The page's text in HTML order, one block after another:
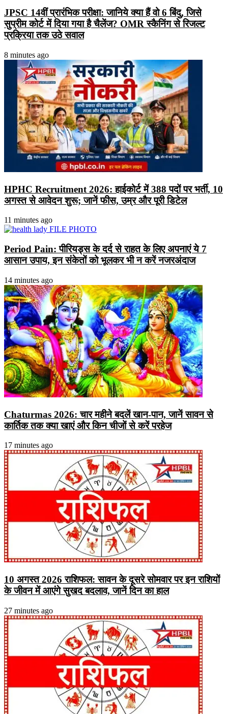
JPSC 14वीं प्रारंभिक परीक्षा: जानिये क्या हैं वो 6 बिंदु, जिसे
सुप्रीम कोर्ट में दिया गया है चैलेंज? OMR स्कैनिंग से रिजल्ट
प्रक्रिया तक उठे सवाल
8 minutes ago
HPHC Recruitment 2026: हाईकोर्ट में 388 पदों पर भर्ती, 10
अगस्त से आवेदन शुरू; जानें फीस, उम्र और पूरी डिटेल
11 minutes ago
Period Pain: पीरियड्स के दर्द से राहत के लिए अपनाएं ये 7
आसान उपाय, इन संकेतों को भूलकर भी न करें नजरअंदाज
14 minutes ago
Chaturmas 2026: चार महीने बदलें खान-पान, जानें सावन से
कार्तिक तक क्या खाएं और किन चीजों से करें परहेज
17 minutes ago
10 अगस्त 2026 राशिफल: सावन के दूसरे सोमवार पर इन राशियों
के जीवन में आएंगे सुखद बदलाव, जानें दिन का हाल
27 minutes ago